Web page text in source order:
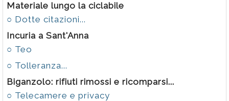
Materiale lungo la ciclabile
○ Dotte citazioni...
Incuria a Sant'Anna
○ Teo
○ Tolleranza...
Biganzolo: rifiuti rimossi e ricomparsi...
○ Telecamere e privacy